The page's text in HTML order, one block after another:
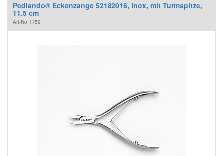
Pediando® Eckenzange 52182016, inox, mit Turmspitze,
11.5 cm
Art-No 1159